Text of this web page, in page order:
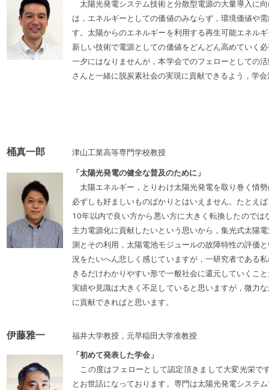
太陽光発電システム技術と分散型電源の大量導入に
は，エネルギーとしての価値のみならず，環境価値や
す。太陽からのエネルギーを利用する再生可能エネル
新しい技術で電源としての価値をどんどん高めていく
一夕にはなりませんが，本学会でのフェローとしての
さんと一緒に脱炭素社会の実現に貢献できるよう，学
桶真一郎
津山工業高等専門学校教授
「太陽光発電の健全な普及のために」
太陽エネルギー，とりわけ太陽光発電を取り巻く情
必ずしも好ましいものばかりとはいえません。たとえ
10年以内で良い方から悪い方に大きく転換したので
主力電源化に貢献したいという思いから，集光式太陽
測とその利用，太陽電池モジュールの故障特性の評価
況をたいへん悲しく感じていますが，一研究者である
きるだけわかりやすい形で一般社会に還元していくこ
実績や見識は大きく不足していると思いますが，微力
に貢献できればと思います。
伊藤雅一
福井大学教授，元早稲田大学准教授
「初めて発表した学会」
この度はフェローとして認定頂きまして大変光栄で
とお世話になっております。専門は太陽光発電システ